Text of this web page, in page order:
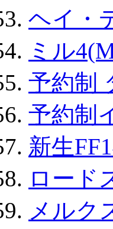
ヘイ・
ミル
予約制
予約制
新生
ロード
メルク